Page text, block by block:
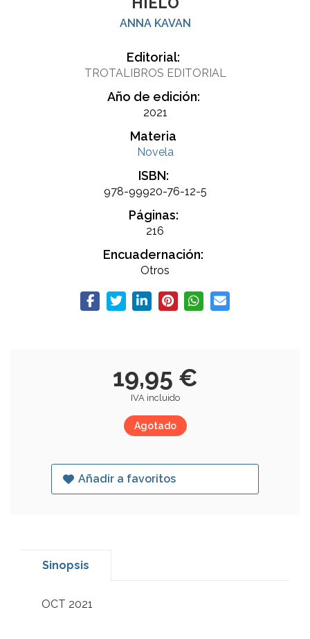
ANNA KAVAN
Editorial:
TROTALIBROS EDITORIAL
Año de edición:
2021
Materia
Novela
ISBN:
978-99920-76-12-5
Páginas:
216
Encuadernación:
Otros
19,95 €
IVA incluido
Agotado
Añadir a favoritos
Sinopsis
OCT 2021